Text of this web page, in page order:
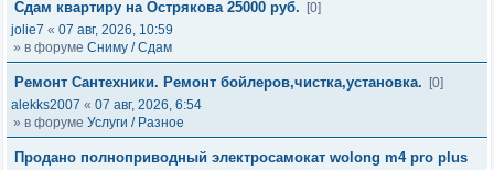
Сдам квартиру на Острякова 25000 руб.
[0]
jolie7 « 07 авг, 2026, 10:59
» в форуме Сниму / Сдам
Ремонт Сантехники. Ремонт бойлеров,чистка,установка.
[0]
alekks2007 « 07 авг, 2026, 6:54
» в форуме Услуги / Разное
Продано полноприводный электросамокат wolong m4 pro plus